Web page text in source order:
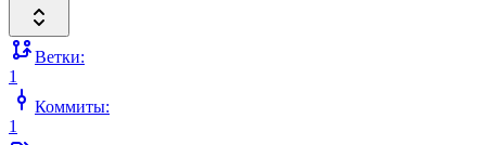
Ветки:
1
Коммиты:
1